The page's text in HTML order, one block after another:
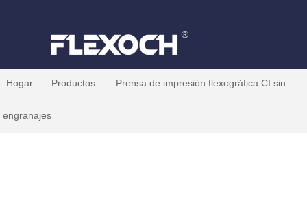
Hogar Productos Prensa de impresión flexográfica CI sin
engranajes